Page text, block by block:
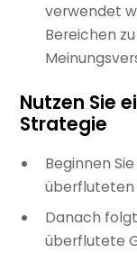
verwendet
Bereichen
Nutzen Sie
Strategie
Beginnen
überfluteten
Danach folgt
überflutete